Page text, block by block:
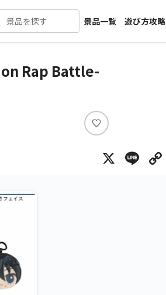
景品を探す
景品一覧
新着景品
カテゴリ一覧
遊び方攻略
Rap Battle-
い
ね
X Line